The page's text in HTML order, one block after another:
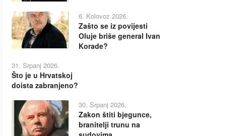
6. Kolovoz 2026.
Zašto se iz povijesti
Oluje briše general Ivan
Korade?
31. Srpanj 2026.
Što je u Hrvatskoj
doista zabranjeno?
30. Srpanj 2026.
Zakon štiti bjegunce,
branitelji trunu na